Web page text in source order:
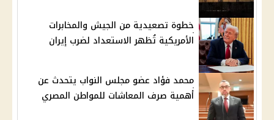
خطوة تصعيدية من الجيش والمخابرات
الأمريكية تُظهر الاستعداد لضرب إيران
محمد فؤاد عضو مجلس النواب يتحدث عن
أهمية صرف المعاشات للمواطن المصري